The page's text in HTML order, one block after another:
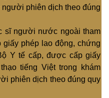
phiên dịch theo đúng
sĩ người nước ngoài tham
phép lao động, chứng
Y tế cấp, được cấp giấy
tiếng Việt trong khám
phiên dịch theo đúng quy